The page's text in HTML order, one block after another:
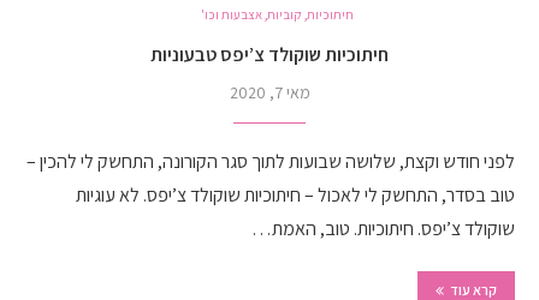
חיתוכיות, קוביות, אצבעות וכו'
חיתוכיות שוקולד צ’יפס טבעוניות
מאי 7, 2020
לפני חודש וקצת, שלושה שבועות לתוך סגר הקורונה, התחשק לי להכין –
טוב בסדר, התחשק לי לאכול – חיתוכיות שוקולד צ’יפס. לא עוגיות
שוקולד צ’יפס. חיתוכיות. טוב, האמת…
קרא עוד